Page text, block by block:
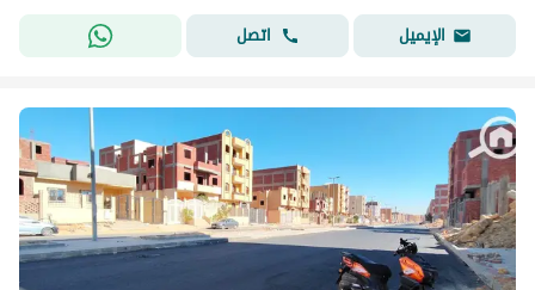
الإيميل
اتصل